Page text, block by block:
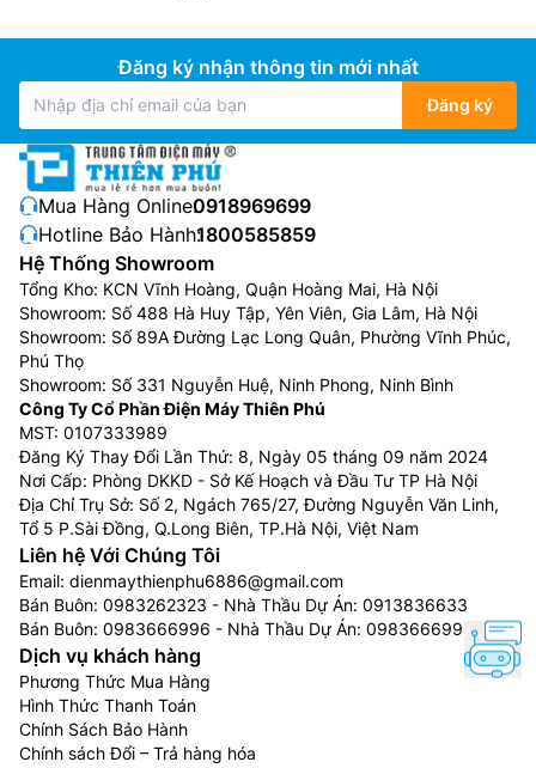
Công nghệ màn hình chuyên nghiệp cốt lõi.
Từng khoảnh khắc đều sống động. Tương tự công
nghệ điều khiển đèn nền cốt lõi được dùng trong các
màn hình chuyên dụng (màn hình chuyên nghiệp) của
Sony, XR Backlight Master Drive sử dụng thuật toán
làm mờ cục bộ độc đáo để điều khiển chính xác hàng
nghìn đèn LED, giúp mang đến độ tương phản tuyệt
đẹp. Tivi Sony 4K K-75XR50 này bắt trọn ánh sáng và
bóng tối tuyệt đẹp với hiệu ứng chuyển tông màu
chính xác, từ đổ bóng khuôn mặt tinh tế đến các điểm
sáng nổi bật
Hình ảnh sắc nét. Với công nghệ AI.
Chiêm ngưỡng từng chi tiết. Bằng cách điều chỉnh quá
Đăng ký nhận thông tin mới nhất
Đăng ký
Mua Hàng Online:0918969699
Hotline Bảo Hành:1800585859
Hệ Thống Showroom
Tổng Kho: KCN Vĩnh Hoàng, Quận Hoàng Mai, Hà Nội
Showroom: Số 488 Hà Huy Tập, Yên Viên, Gia Lâm, Hà Nội
Showroom: Số 89A Đường Lạc Long Quân, Phường Vĩnh Phúc,
Phú Thọ
Showroom: Số 331 Nguyễn Huệ, Ninh Phong, Ninh Bình
Công Ty Cổ Phần Điện Máy Thiên Phú
MST: 0107333989
Đăng Ký Thay Đổi Lần Thứ: 8, Ngày 05 tháng 09 năm 2024
Nơi Cấp: Phòng DKKD - Sở Kế Hoạch và Đầu Tư TP Hà Nội
Địa Chỉ Trụ Sở: Số 2, Ngách 765/27, Đường Nguyễn Văn Linh,
Tổ 5 P.Sài Đồng, Q.Long Biên, TP.Hà Nội, Việt Nam
Liên hệ Với Chúng Tôi
Email: dienmaythienphu6886@gmail.com
Bán Buôn: 0983262323 - Nhà Thầu Dự Án: 0913836633
Bán Buôn: 0983666996 - Nhà Thầu Dự Án: 0983666996
Dịch vụ khách hàng
Phương Thức Mua Hàng
Hình Thức Thanh Toán
Chính Sách Bảo Hành
Chính sách Đổi – Trả hàng hóa